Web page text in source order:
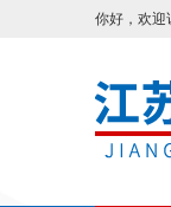
你好，欢迎